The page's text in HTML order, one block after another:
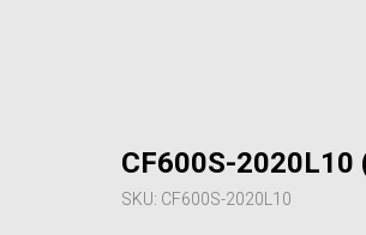
CF600S-
SKU: CF600S-2020L10